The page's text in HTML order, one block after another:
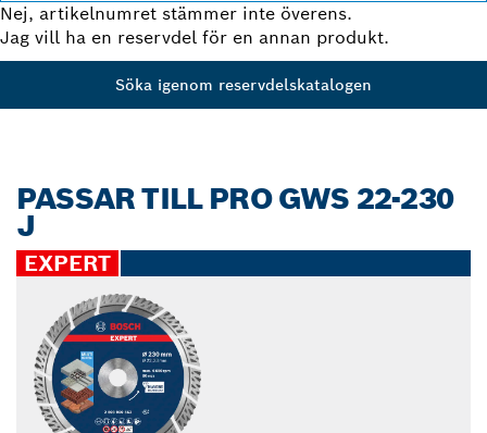
Nej, artikelnumret stämmer inte överens.
Jag vill ha en reservdel för en annan produkt.
Söka igenom reservdelskatalogen
PASSAR TILL PRO GWS 22-230
J
EXPERT